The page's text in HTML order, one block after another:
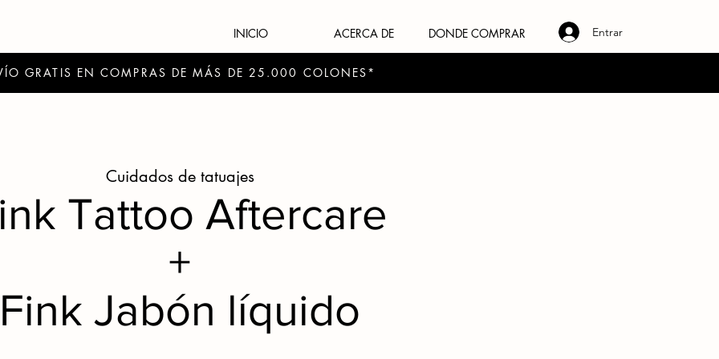
INICIO ACERCA DE DONDE COMPRAR Entrar
GRATIS EN COMPRAS DE MÁS DE 25.000 COLONES*
Cuidados de tatuajes
Tattoo Aftercare
+
Fink Jabón líquido